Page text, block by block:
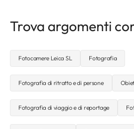
Trova argomenti
Fotocamere Leica SL Fotografia
Fotografia di ritratto e di persone
Fotografia di viaggio e di reportage